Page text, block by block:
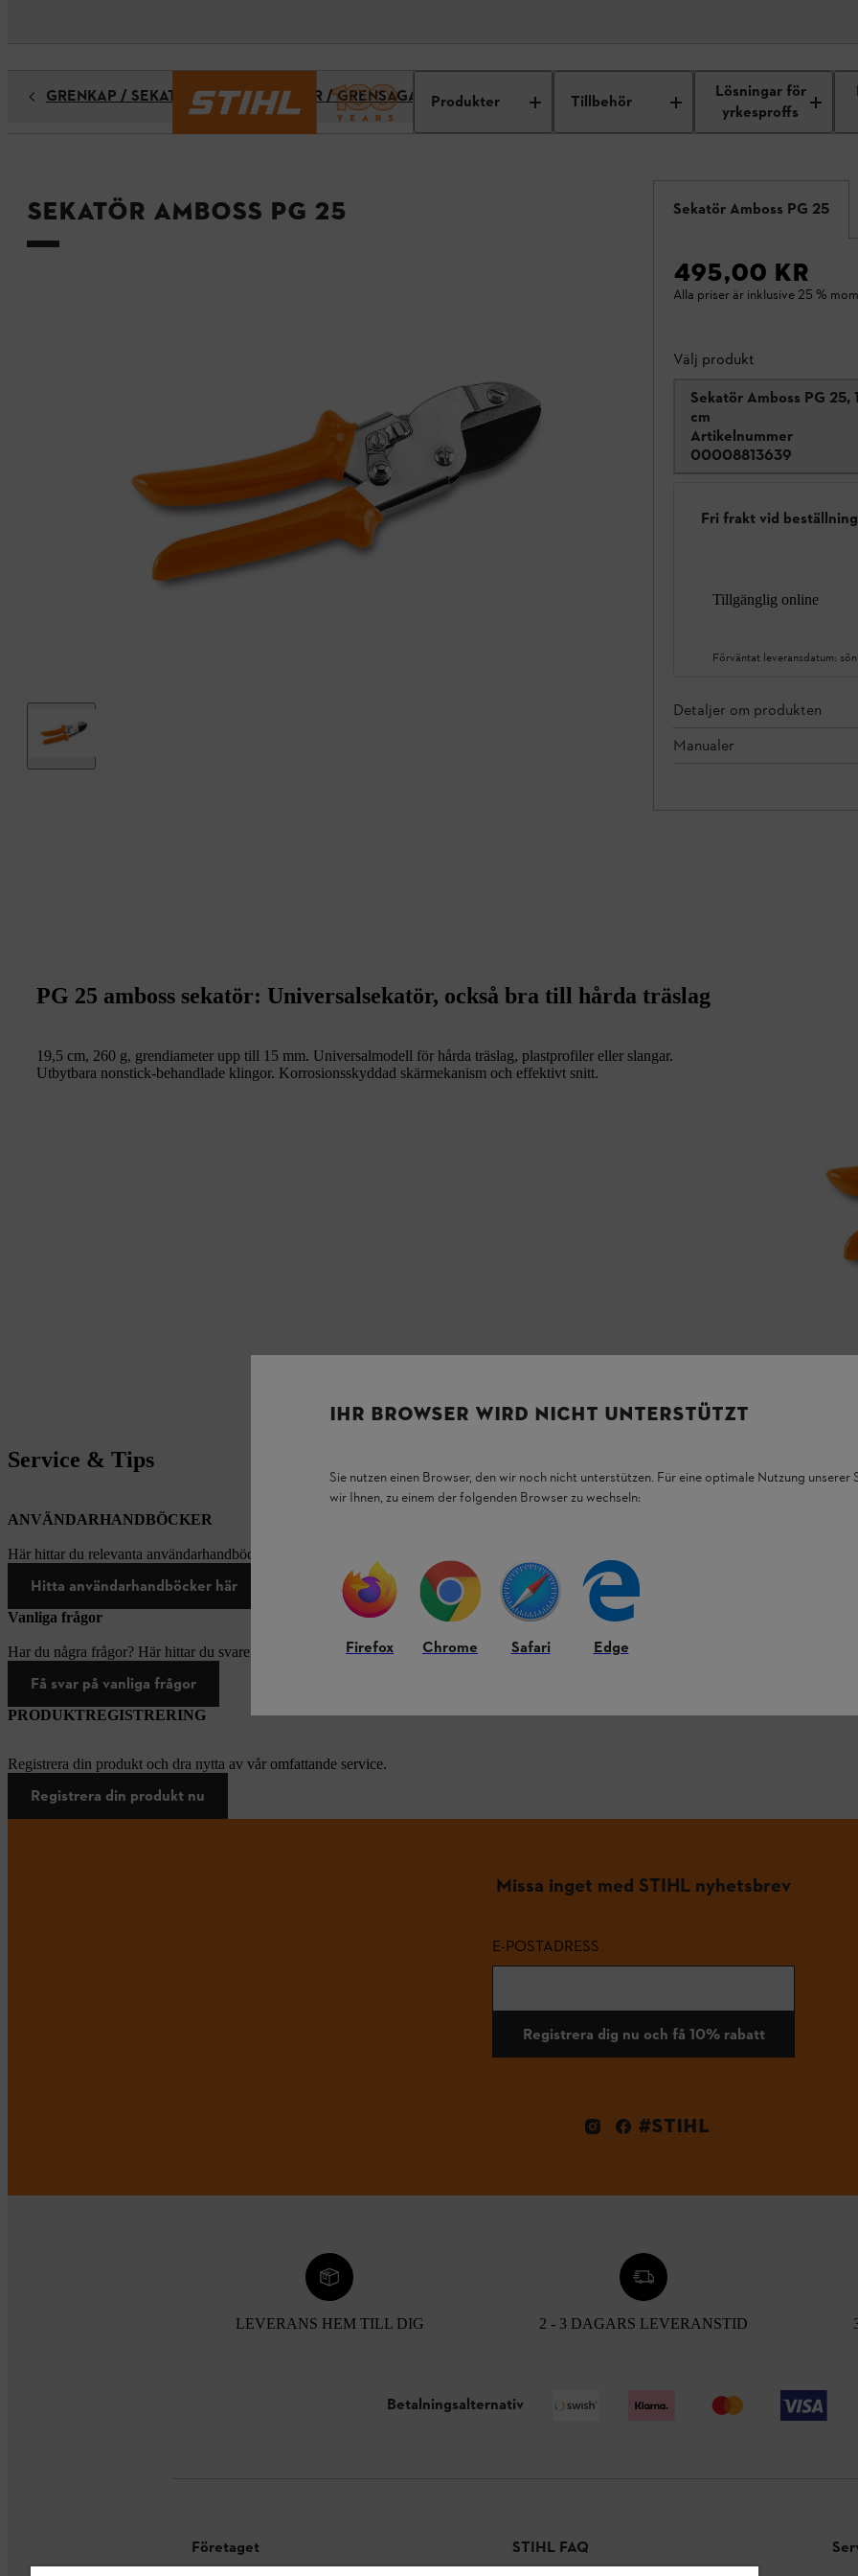
Produkter Tillbehör
Lösningar för
yrkesproffs
GRENKAP / SEKATÖRER / GRENSAXAR / GRENSÅGAR
Sekatör Amboss PG 25 Sekatör Amboss PG 25
495,00 KR
Alla priser är inklusive 25 %
Välj produkt
Sekatör Amboss PG 25,
cm
Artikelnummer
00008813639
Fri frakt vid
Tillgänglig online
Förväntat leveransdatum:
Detaljer om produkten
Manualer
PG 25 amboss sekatör: Universalsekatör, också bra till hårda träslag
19,5 cm, 260 g, grendiameter upp till 15 mm. Universalmodell för hårda träslag, plastprofiler eller slangar.
Utbytbara nonstick-behandlade klingor. Korrosionsskyddad skärmekanism och effektivt snitt.
Service & Tips
ANVÄNDARHANDBÖCKER
Här hittar du relevanta användarhandböcker för produkter från STIHL.
Hitta användarhandböcker här
Vanliga frågor
Har du några frågor? Här hittar du svaren på de vanligaste frågorna.
Få svar på vanliga frågor
PRODUKTREGISTRERING
Registrera din produkt och dra nytta av vår omfattande service.
Registrera din produkt nu
Missa inget med STIHL nyhetsbrev
E-POSTADRESS
Registrera dig nu och få 10% rabatt
#STIHL
LEVERANS HEM TILL DIG 2 - 3 DAGARS LEVERANSTID
Betalningsalternativ
Företaget STIHL FAQ
IHR BROWSER WIRD NICHT UNTERSTÜTZT
Sie nutzen einen Browser, den wir noch nicht unterstützen. Für eine optimale Nutzung unserer
wir Ihnen, zu einem der folgenden Browser zu wechseln:
Firefox Chrome Safari Edge